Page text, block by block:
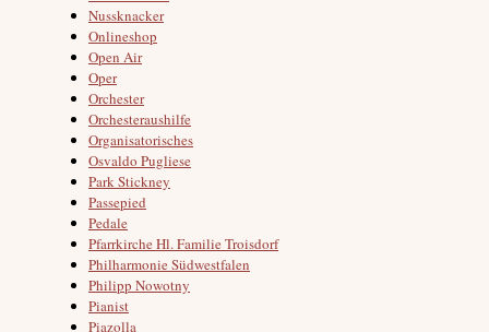
Nussknacker
Onlineshop
Open Air
Oper
Orchester
Orchesteraushilfe
Organisatorisches
Osvaldo Pugliese
Park Stickney
Passepied
Pedale
Pfarrkirche Hl. Familie Troisdorf
Philharmonie Südwestfalen
Philipp Nowotny
Pianist
Piazolla